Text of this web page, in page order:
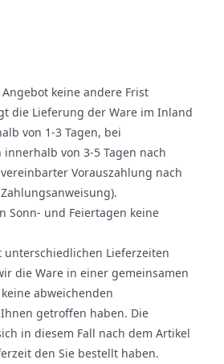
keine andere Frist
die Lieferung der Ware im Inland
von 1-3 Tagen, bei
von 3-5 Tagen nach
Vorauszahlung nach
Sonn- und Feiertagen keine
unterschiedlichen Lieferzeiten
die Ware in einer gemeinsamen
abweichenden
getroffen haben. Die
in diesem Fall nach dem Artikel
den Sie bestellt haben.